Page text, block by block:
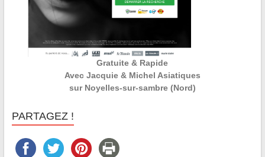
Gratuite & Rapide
Avec Jacquie & Michel Asiatiques
sur Noyelles-sur-sambre (Nord)
PARTAGEZ !